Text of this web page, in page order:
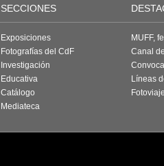
SECCIONES
Exposiciones
Fotografías del CdF
Investigación
Educativa
Catálogo
Mediateca
MUFF,
Canal
Líneas